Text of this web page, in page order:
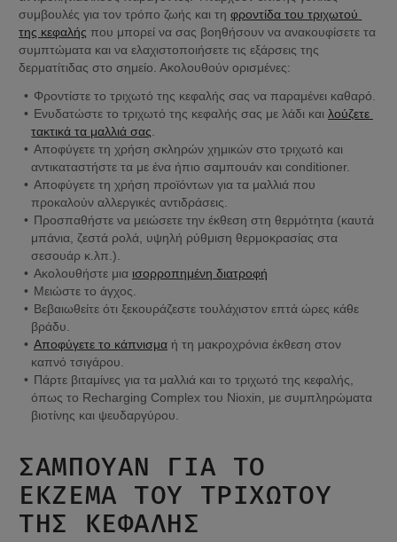
συμβουλές για τον τρόπο ζωής και τη φροντίδα του τριχωτού
της κεφαλής που μπορεί να σας βοηθήσουν να ανακουφίσετε τα
συμπτώματα και να ελαχιστοποιήσετε τις εξάρσεις της
δερματίτιδας στο σημείο. Ακολουθούν ορισμένες:
Φροντίστε το τριχωτό της κεφαλής σας να παραμένει καθαρό.
Ενυδατώστε το τριχωτό της κεφαλής σας με λάδι και λούζετε
τακτικά τα μαλλιά σας
Αποφύγετε τη χρήση σκληρών χημικών στο τριχωτό και
αντικαταστήστε τα με ένα ήπιο σαμπουάν και conditioner.
Αποφύγετε τη χρήση προϊόντων για τα μαλλιά που
προκαλούν αλλεργικές αντιδράσεις.
Προσπαθήστε να μειώσετε την έκθεση στη θερμότητα (καυτά
μπάνια, ζεστά ρολά, υψηλή ρύθμιση θερμοκρασίας στα
σεσουάρ κ.λπ.).
Ακολουθήστε μια ισορροπημένη διατροφή
Μειώστε το άγχος.
Βεβαιωθείτε ότι ξεκουράζεστε τουλάχιστον επτά ώρες κάθε
βράδυ.
Αποφύγετε το κάπνισμα ή τη μακροχρόνια έκθεση στον
καπνό τσιγάρου.
Πάρτε βιταμίνες για τα μαλλιά και το τριχωτό της κεφαλής,
όπως το Recharging Complex του Nioxin, με συμπληρώματα
βιοτίνης και ψευδαργύρου.
ΣΑΜΠΟΥΆΝ ΓΙΑ ΤΟ
ΈΚΖΕΜΑ ΤΟΥ ΤΡΙΧΩΤΟΎ
ΤΗΣ ΚΕΦΑΛΉΣ